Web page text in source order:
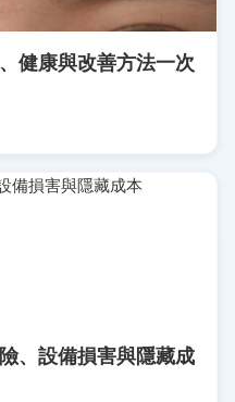
健康與改善方法一次
、設備損害與隱藏成